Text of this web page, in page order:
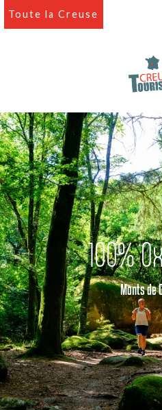
Aller
Toute la Creuse
100%
Monts de